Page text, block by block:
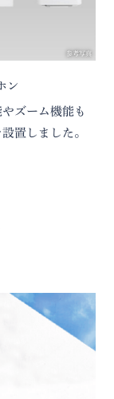
参考写真
ン
ズーム機能も
置しました。